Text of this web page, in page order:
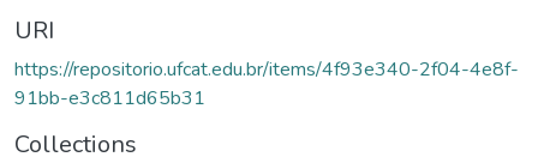
URI
https://repositorio.ufcat.edu.br/items/4f93e340-2f04-4e8f-
91bb-e3c811d65b31
Collections